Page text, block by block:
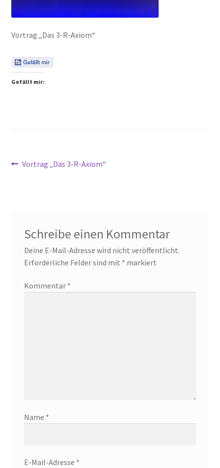
Peps Gedanken
Talks & Tratsch
Alle Beiträge:
Vortrag „Das 3-R-Axiom“
Gefällt mir:
Beitragsnavigation
Vorheriger
Vortrag „Das 3-R-Axiom“
Schreibe einen Kommentar
Deine E-Mail-Adresse wird nicht veröffentlicht.
Erforderliche Felder sind mit * markiert
Kommentar *
Name *
E-Mail-Adresse *